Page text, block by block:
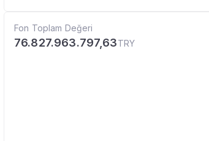
Fon Toplam Değeri
76.827.963.797,63TRY